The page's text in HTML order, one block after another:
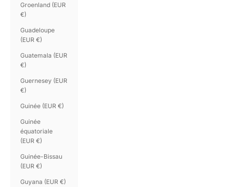
Groenland (EUR
€)
Guadeloupe
(EUR €)
Guatemala (EUR
€)
Guernesey (EUR
€)
Guinée (EUR €)
Guinée
équatoriale
(EUR €)
Guinée-Bissau
(EUR €)
Guyana (EUR €)